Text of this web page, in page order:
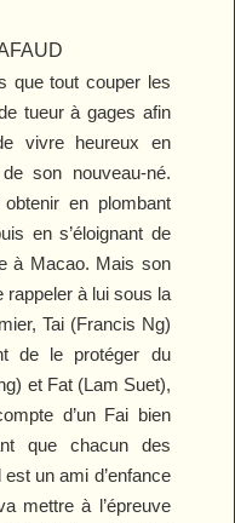
que tout couper les
tueur à gages afin
vivre heureux en
son nouveau-né.
en plombant
en s’éloignant de
à Macao. Mais son
à lui sous la
Tai (Francis Ng)
de le protéger du
et Fat (Lam Suet),
d’un Fai bien
que chacun des
un ami d’enfance
mettre à l’épreuve